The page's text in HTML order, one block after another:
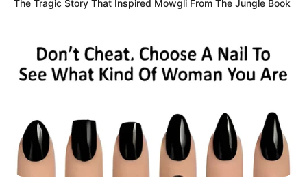
The Tragic Story That Inspired Mowgli From The Jungle Book